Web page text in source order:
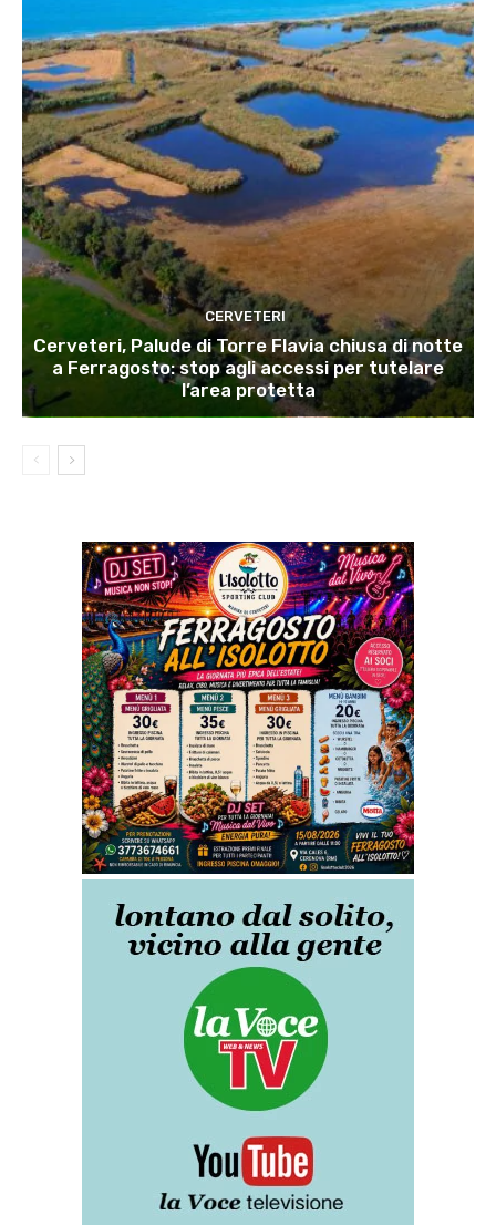
CERVETERI
Cerveteri, Palude di Torre Flavia chiusa di notte
a Ferragosto: stop agli accessi per tutelare
l’area protetta